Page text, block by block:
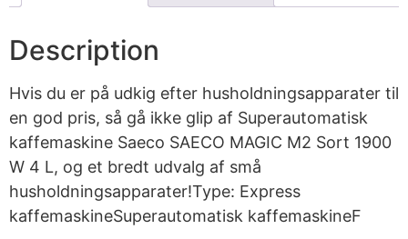
Description
Hvis du er på udkig efter husholdningsapparater til
en god pris, så gå ikke glip af Superautomatisk
kaffemaskine Saeco SAECO MAGIC M2 Sort 1900
W 4 L, og et bredt udvalg af små
husholdningsapparater!Type: Express
kaffemaskineSuperautomatisk kaffemaskineF